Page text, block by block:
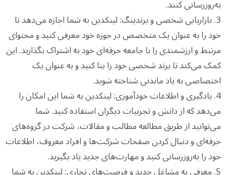
به‌روزرسانی کنند.
3. بازاریابی شخصی و برندینگ: لینکدین به شما اجازه می‌دهد تا
خود را به عنوان یک متخصص در حوزه خود معرفی کنید و محتوای
مرتبط و ارزشمندی را با جامعه حرفه‌ای خود به اشتراک بگذارید. این
کمک می‌کند تا برند شخصی خود را بنا کنید و به عنوان یک
اختصاصی به یاد ماندنی شناخته شوید.
4. یادگیری و اطلاعات خودآموزی: لینکدین به شما این امکان را
می‌دهد که از دانش و تجربیات دیگران استفاده کنید. شما
می‌توانید از طریق مطالعه مطالب و مقالات، شرکت در گروه‌های
حرفه‌ای و دنبال کردن صفحات شرکت‌ها و افراد معروف، اطلاعات
خود را به‌روزرسانی کنید و مهارت‌های جدید یاد بگیرید.